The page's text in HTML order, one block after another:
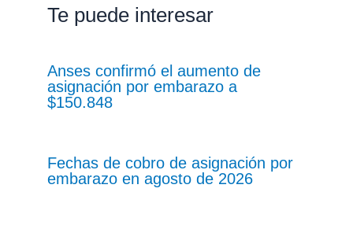
Te puede interesar
Anses confirmó el aumento de
asignación por embarazo a
$150.848
Fechas de cobro de asignación por
embarazo en agosto de 2026